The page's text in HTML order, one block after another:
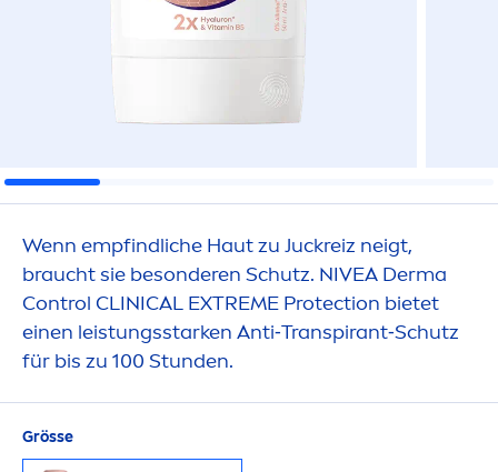
Wenn empfindliche Haut zu Juckreiz neigt,
braucht sie besonderen Schutz. NIVEA Derma
Control CLINICAL EXTREME Protection bietet
einen leistungsstarken Anti‑Transpirant‑Schutz
für bis zu 100 Stunden.
Grösse